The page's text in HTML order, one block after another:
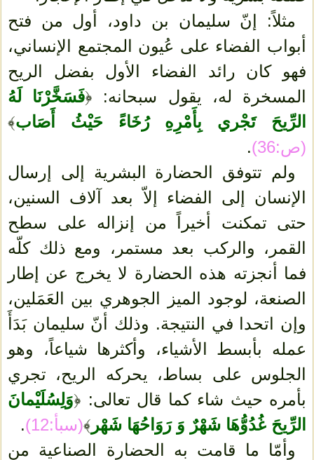
مثلاً: إنّ سليمان بن داود، أول من فتح
أبواب الفضاء على عُيون المجتمع الإنساني،
فهو كان رائد الفضاء الأول بفضل الريح
المسخرة له، يقول سبحانه: ﴿فَسَخَّرْنَا لَهُ
الرِّيحَ تَجْري بِأَمْرِهِ رُخَاءً حَيْثُ أَصَاب﴾
(ص:36)
.
ولم تتوفق الحضارة البشرية إلى إرسال
الإنسان إلى الفضاء إلاّ بعد آلاف السنين،
حتى تمكنت أخيراً من إنزاله على سطح
القمر، والركب بعد مستمر، ومع ذلك كلّه
فما أنجزته هذه الحضارة لا يخرج عن إطار
الصنعة، لوجود الميز الجوهري بين العَمَلين،
وإن اتحدا في النتيجة. وذلك أنّ سليمان بَدَأَ
عمله بأبسط الأشياء، وأكثرها شياعاً، وهو
الجلوس على بساط، يحركه الريح، تجري
بأمره حيث شاء كما قال تعالى: ﴿وَلِسُلَيْمانَ
الرِّيحَ غُدُوُّهَا شَهْرٌ وَ رَوَاحُهَا شَهْر ﴾(سبأ:12)
.
وأمّا ما قامت به الحضارة الصناعية من